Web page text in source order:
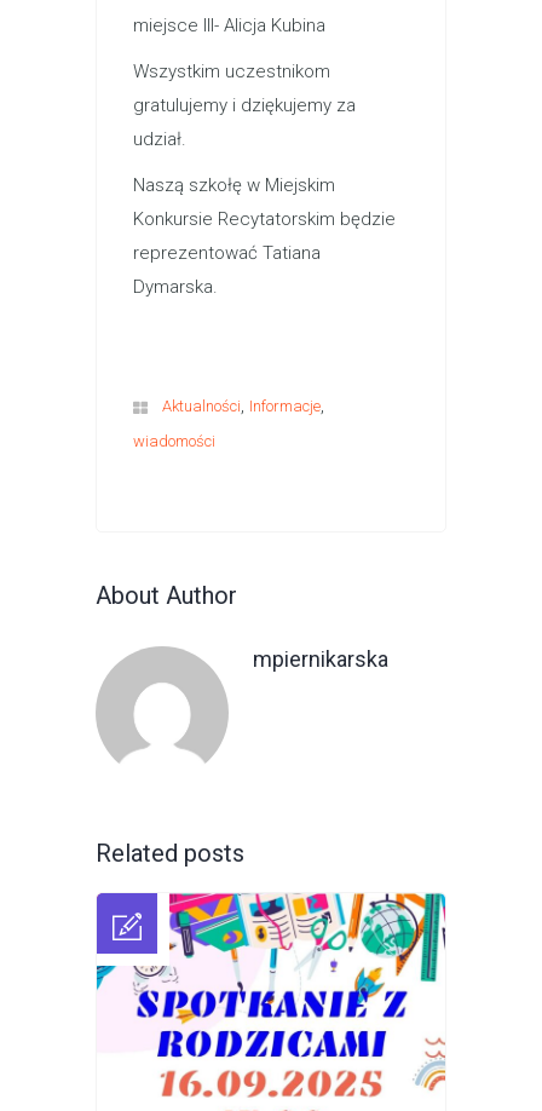
miejsce III- Alicja Kubina
Wszystkim uczestnikom
gratulujemy i dziękujemy za
udział.
Naszą szkołę w Miejskim
Konkursie Recytatorskim będzie
reprezentować Tatiana
Dymarska.
Aktualności, Informacje,
wiadomości
About Author
mpiernikarska
Related posts